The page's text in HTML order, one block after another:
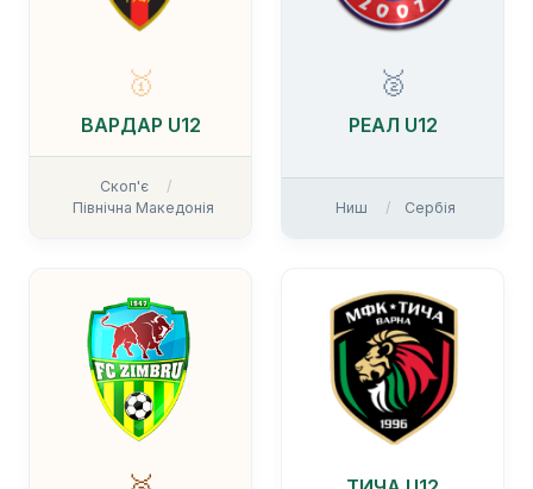
🥇
ВАРДАР U12
Скоп'є
Північна Македонія
🥈
РЕАЛ U12
Ниш Сербія